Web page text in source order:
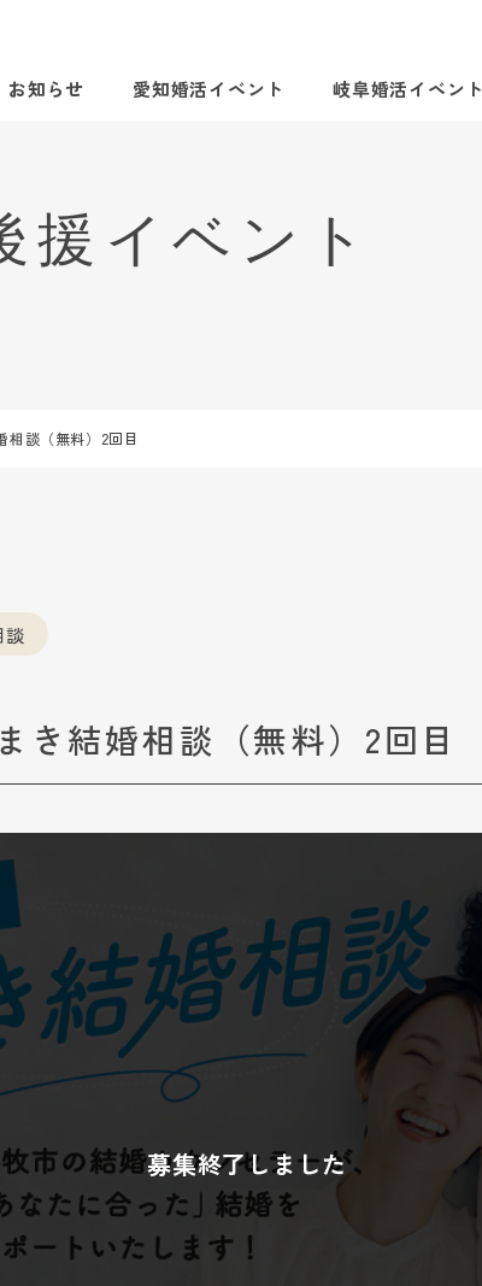
お知らせ 愛知婚活イベント 岐阜婚活イベント
相談（無料）2回目
談
き結婚相談（無料）2回目